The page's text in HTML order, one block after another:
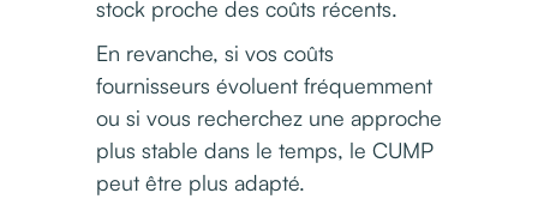
stock proche des coûts récents.
En revanche, si vos coûts
fournisseurs évoluent fréquemment
ou si vous recherchez une approche
plus stable dans le temps, le CUMP
peut être plus adapté.